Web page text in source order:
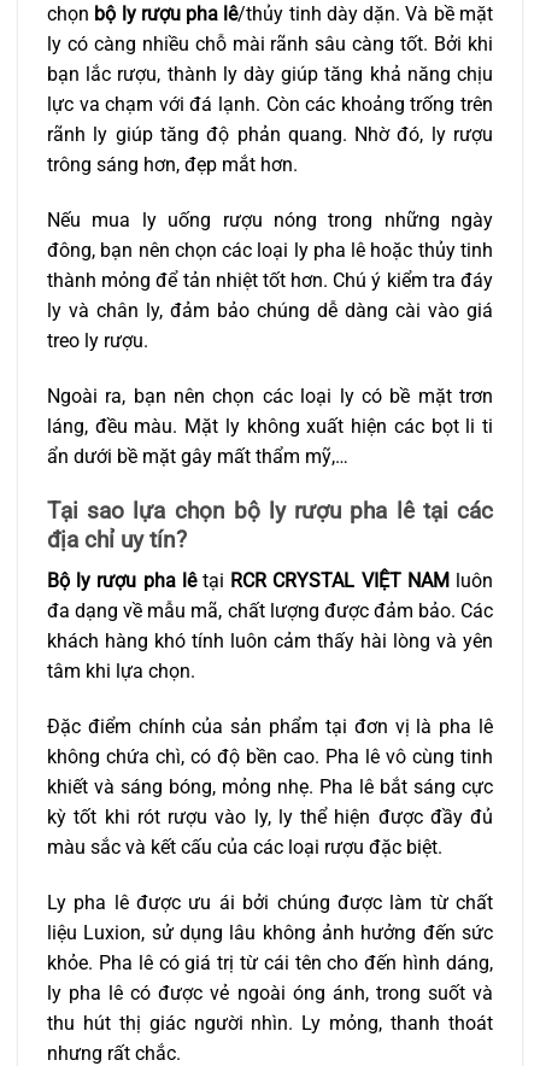
chọn bộ ly rượu pha lê/thủy tinh dày dặn. Và bề mặt
ly có càng nhiều chỗ mài rãnh sâu càng tốt. Bởi khi
bạn lắc rượu, thành ly dày giúp tăng khả năng chịu
lực va chạm với đá lạnh. Còn các khoảng trống trên
rãnh ly giúp tăng độ phản quang. Nhờ đó, ly rượu
trông sáng hơn, đẹp mắt hơn.
Nếu mua ly uống rượu nóng trong những ngày
đông, bạn nên chọn các loại ly pha lê hoặc thủy tinh
thành mỏng để tản nhiệt tốt hơn. Chú ý kiểm tra đáy
ly và chân ly, đảm bảo chúng dễ dàng cài vào giá
treo ly rượu.
Ngoài ra, bạn nên chọn các loại ly có bề mặt trơn
láng, đều màu. Mặt ly không xuất hiện các bọt li ti
ẩn dưới bề mặt gây mất thẩm mỹ,…
Tại sao lựa chọn bộ ly rượu pha lê tại các
địa chỉ uy tín?
Bộ ly rượu pha lêtại RCR CRYSTAL VIỆT NAM luôn
đa dạng về mẫu mã, chất lượng được đảm bảo. Các
khách hàng khó tính luôn cảm thấy hài lòng và yên
tâm khi lựa chọn.
Đặc điểm chính của sản phẩm tại đơn vị là pha lê
không chứa chì, có độ bền cao. Pha lê vô cùng tinh
khiết và sáng bóng, mỏng nhẹ. Pha lê bắt sáng cực
kỳ tốt khi rót rượu vào ly, ly thể hiện được đầy đủ
màu sắc và kết cấu của các loại rượu đặc biệt.
Ly pha lê được ưu ái bởi chúng được làm từ chất
liệu Luxion, sử dụng lâu không ảnh hưởng đến sức
khỏe. Pha lê có giá trị từ cái tên cho đến hình dáng,
ly pha lê có được vẻ ngoài óng ánh, trong suốt và
thu hút thị giác người nhìn. Ly mỏng, thanh thoát
nhưng rất chắc.